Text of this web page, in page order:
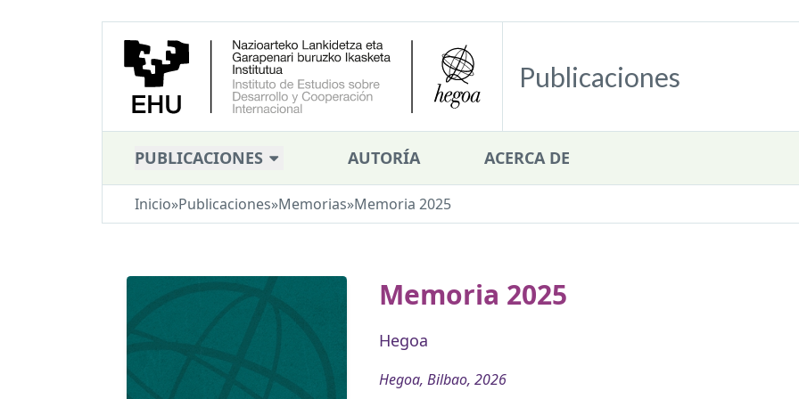
Publicaciones
PUBLICACIONES AUTORÍA ACERCA DE
Inicio»Publicaciones»Memorias»Memoria 2025
Memoria 2025
Hegoa
Hegoa, Bilbao, 2026